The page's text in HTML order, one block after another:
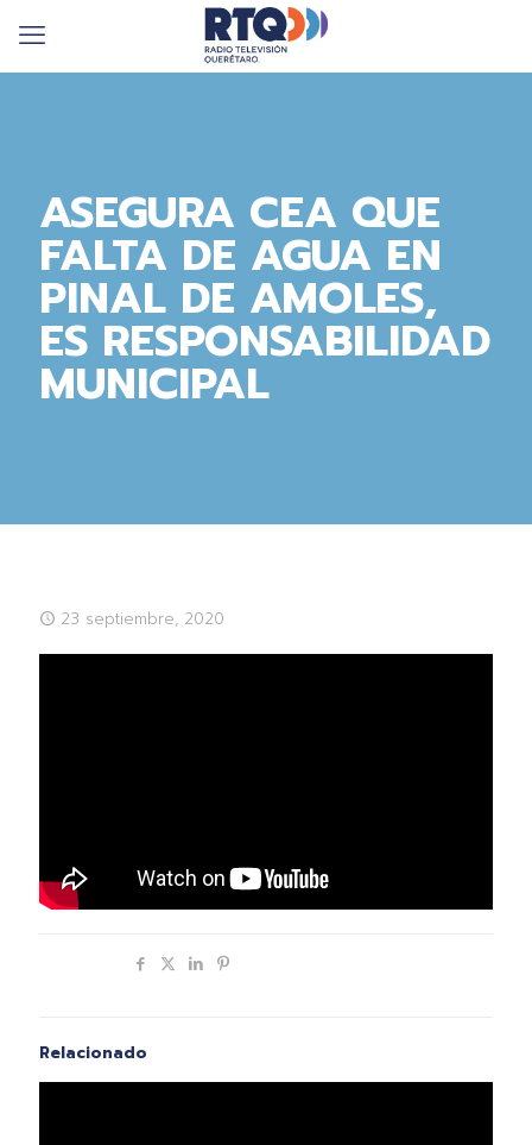
ASEGURA CEA QUE
FALTA DE AGUA EN
PINAL DE AMOLES,
ES RESPONSABILIDAD
MUNICIPAL
23 septiembre, 2020
Relacionado